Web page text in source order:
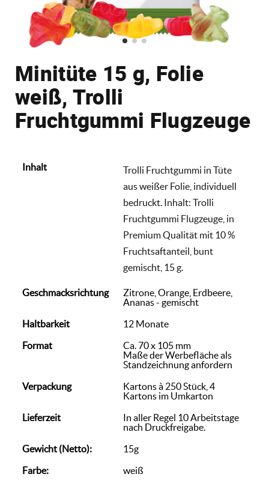
Minitüte 15 g, Folie
weiß, Trolli
Fruchtgummi Flugzeuge
Inhalt
Trolli Fruchtgummi in Tüte
aus weißer Folie, individuell
bedruckt. Inhalt: Trolli
Fruchtgummi Flugzeuge, in
Premium Qualität mit 10 %
Fruchtsaftanteil, bunt
gemischt, 15 g.
Geschmacksrichtung
Zitrone, Orange, Erdbeere,
Ananas - gemischt
Haltbarkeit
12 Monate
Format
Ca. 70 x 105 mm
Maße der Werbefläche als
Standzeichnung anfordern
Verpackung
Kartons à 250 Stück, 4
Kartons im Umkarton
Lieferzeit
In aller Regel 10 Arbeitstage
nach Druckfreigabe.
Gewicht (Netto):
15g
Farbe:
weiß